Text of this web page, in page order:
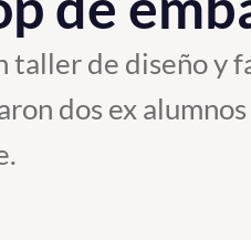
taller de diseño y
dos ex